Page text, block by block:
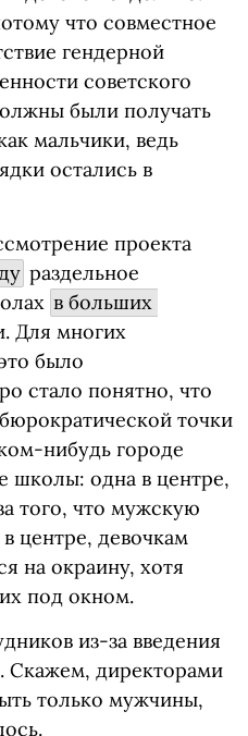
что совместное
гендерной
советского
были получать
мальчики, ведь
остались в
проекта
раздельное
в больших
Для многих
было
стало понятно, что
точки
нибудь городе
школы: одна в центре,
того, что мужскую
центре, девочкам
на окраину, хотя
под окном.
из-за введения
Скажем, директорами
только мужчины,